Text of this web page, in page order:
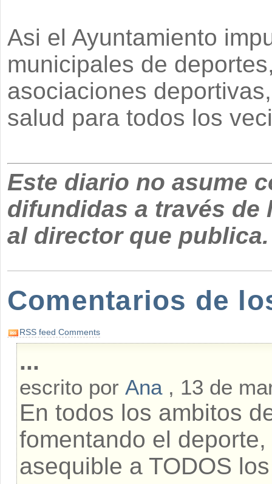
Asi el Ayuntamiento
municipales de
asociaciones
salud para todos los
Este diario no asume
difundidas a través de
al director que publica.
Comentarios de
RSS feed Comments
...
escrito por Ana, 13 de
En todos los ambitos
fomentando el
asequible a TODOS